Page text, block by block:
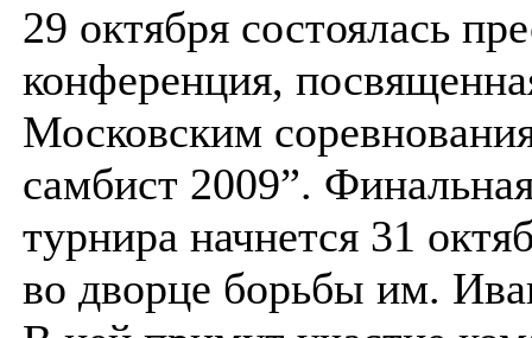
29 октября состоялась
конференция,
Московским
самбист 2009”.
турнира начнется 31
во дворце борьбы им.